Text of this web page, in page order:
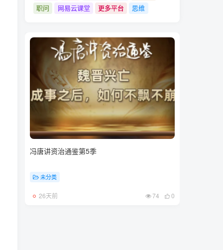
职问
网易云课堂 更多平台 思维
冯唐讲资治通鉴第5季
未分类
26天前 74 0